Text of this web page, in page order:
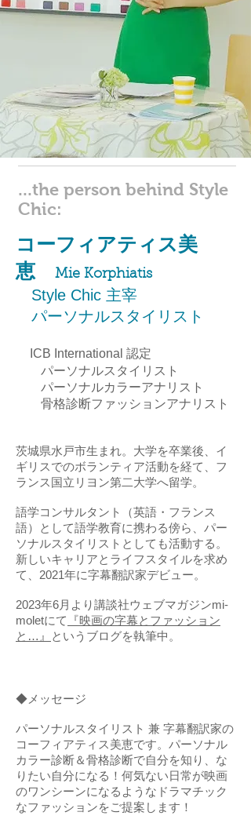
...the person behind Style
Chic:
コーフィアティス美
恵
Mie Korphiatis
Style Chic 主宰
パーソナルスタイリスト
ICB International 認定
パーソナルスタイリスト
パーソナルカラーアナリスト
骨格診断ファッションアナリスト
茨城県水戸市生まれ。 大学を卒業後、イ
ギリスでのボランティア活動を経て、 フ
ランス国立リヨン第二大学へ留学。
語学コンサルタント（英語・フランス
語）として語学教育に携わる傍ら、パー
ソナルスタイリストとしても活動する。
新しいキャリアとライフスタイルを求め
て、2021年に字幕翻訳家デビュー。
2023年6月より講談社ウェブマガジンmi-
moletにて
『映画の字幕とファッション
と…』
というブログを執筆中。
◆メッセージ
パーソナルスタイリスト 兼 字幕翻訳家の
コーフィアティス美恵です。 パーソナル
カラー診断＆骨格診断で自分を知り、な
りたい自分になる！何気ない日常が映画
のワンシーンになるようなドラマチック
なファッションをご提案します！